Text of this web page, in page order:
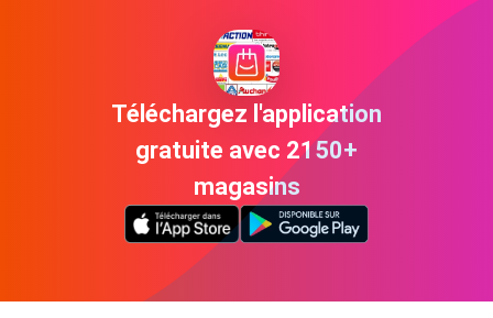
Téléchargez l'application
gratuite avec 2150+
magasins